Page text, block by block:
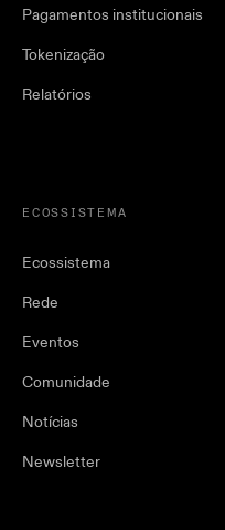
Pagamentos institucionais
Tokenização
Relatórios
ECOSSISTEMA
Ecossistema
Rede
Eventos
Comunidade
Notícias
Newsletter